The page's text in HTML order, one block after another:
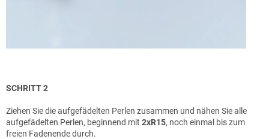
SCHRITT 2
Ziehen Sie die aufgefädelten Perlen zusammen und nähen Sie alle
aufgefädelten Perlen, beginnend mit 2xR15, noch einmal bis zum
freien Fadenende durch.